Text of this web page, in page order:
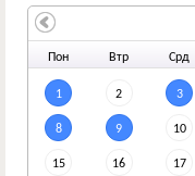
Пон Втр Срд
1 2 3
8 9 10
15 16 17